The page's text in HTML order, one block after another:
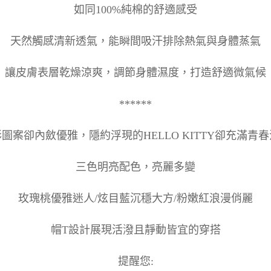
如同100%純棉的舒適感受
天然觸感清新透氣，能瞬間吸汗排除熱氣與身體蒸氣
讓皮膚表層乾燥涼爽，調節身體濕度，打造舒適微氣候
******
案卻內斂優雅，隱約浮現的HELLO KITTY卻充滿青
三色明亮配色，亮麗多變
玫瑰桃優雅迷人/炫目藍沉穩大方/粉嫩紅浪漫俏麗
帽T設計展現活潑且靜動皆宜的穿搭
提醒您: